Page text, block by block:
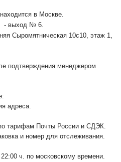
в Москве.
- выход № 6.
Сыромятническая 10с10, этаж 1,
подтверждения менеджером
адреса.
тарифам Почты России и СДЭК.
и номер для отслеживания.
ч. по московскому времени.